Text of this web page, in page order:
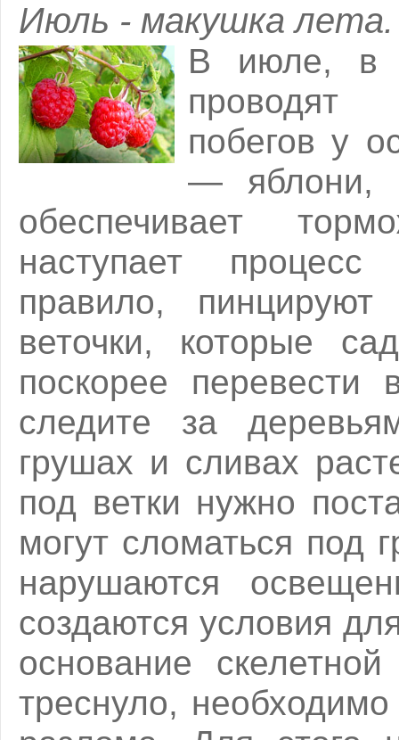
Июль - макушка лета.
В июле, в
проводят
побегов у
— яблони,
обеспечивает
наступает
правило,
веточки, которые
поскорее перевести
следите за
грушах и сливах
под ветки нужно
могут сломаться под
нарушаются
создаются условия
основание
треснуло,